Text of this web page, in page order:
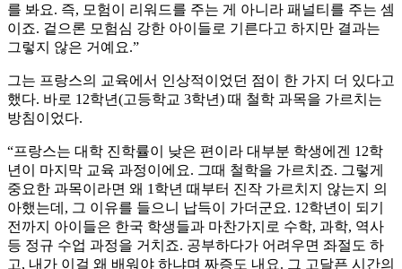
를 봐요. 즉, 모험이 리워드를 주는 게 아니라 패널티를 주는 셈
이죠. 겉으론 모험심 강한 아이들로 기른다고 하지만 결과는
그렇지 않은 거예요.”
그는 프랑스의 교육에서 인상적이었던 점이 한 가지 더 있다고
했다. 바로 12학년(고등학교 3학년) 때 철학 과목을 가르치는
방침이었다.
“프랑스는 대학 진학률이 낮은 편이라 대부분 학생에겐 12학
년이 마지막 교육 과정이에요. 그때 철학을 가르치죠. 그렇게
중요한 과목이라면 왜 1학년 때부터 진작 가르치지 않는지 의
아했는데, 그 이유를 들으니 납득이 가더군요. 12학년이 되기
전까지 아이들은 한국 학생들과 마찬가지로 수학, 과학, 역사
등 정규 수업 과정을 거치죠. 공부하다가 어려우면 좌절도 하
고, 내가 이걸 왜 배워야 하냐며 짜증도 내요. 그 고달픈 시간의